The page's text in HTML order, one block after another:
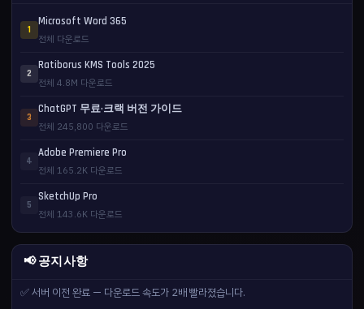
1
Microsoft Word 365
전체 다운로드
2
Ratiborus KMS Tools 2025
전체 4.8M 다운로드
3
ChatGPT 무료·크랙 버전 가이드
전체 245,800 다운로드
4
Adobe Premiere Pro
전체 165.2K 다운로드
5
SketchUp Pro
전체 143.6K 다운로드
📢 공지사항
✅ 서버 이전 완료 — 다운로드 속도가 2배 빨라졌습니다.